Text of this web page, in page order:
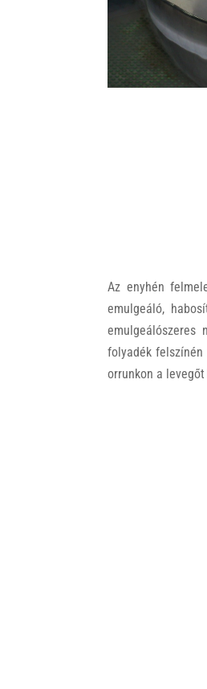
Az enyhén
emulgeáló,
emulgeálószeres
folyadék
orrunkon a